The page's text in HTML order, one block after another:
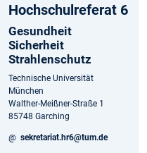
Hochschulreferat 6
Gesundheit
Sicherheit
Strahlenschutz
Technische Universität
München
Walther-Meißner-Straße 1
85748 Garching
@ sekretariat.hr6@tum.de